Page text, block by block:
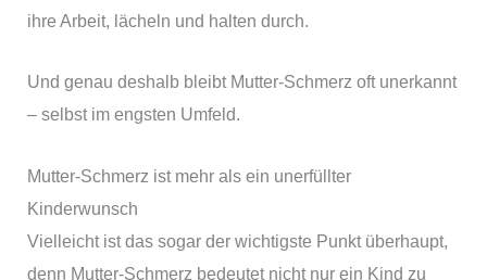
ihre Arbeit, lächeln und halten durch.
Und genau deshalb bleibt Mutter-Schmerz oft unerkannt
– selbst im engsten Umfeld.
Mutter-Schmerz ist mehr als ein unerfüllter
Kinderwunsch
Vielleicht ist das sogar der wichtigste Punkt überhaupt,
denn Mutter-Schmerz bedeutet nicht nur ein Kind zu